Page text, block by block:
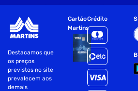
Em Caso de Irritação, Suspender o Uso
Conservar em Local Fresco, Seco e ao
Manter Fora do Alcance de Crianças e
Fornecedor: Labotrat Dis Prod Hig Pes
Destacamos que
os preços
previstos no site
prevalecem aos
demais
Cartão
Martins
Crédito